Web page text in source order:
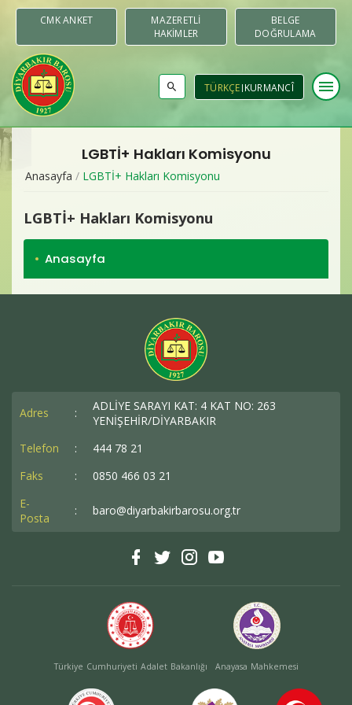
CMK ANKET
MAZERETLI
HAKIMLER
BELGE
DOĞRULAMA
TÜRKÇE KURMANCÎ menu
Baromuz
Raporlar
Duyurular
Baro Bültenleri
İletişim
LGBTİ+ Hakları Komisyonu
Anasayfa / LGBTİ+ Hakları Komisyonu
LGBTİ+ Hakları Komisyonu
Anasayfa
Adres :
ADLİYE SARAYI KAT: 4 KAT NO: 263
YENİŞEHİR/DİYARBAKIR
Telefon
:
444 78 21
Faks
:
0850 466 03 21
E-
Posta
: baro@diyarbakirbarosu.org.tr
Türkiye Cumhuriyeti Adalet Bakanlığı Anayasa Mahkemesi